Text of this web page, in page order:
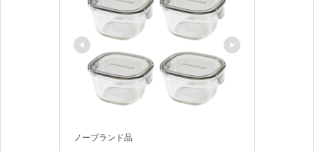
ノーブランド品